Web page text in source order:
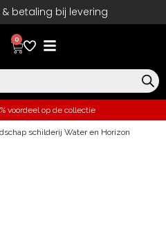
betaling bij levering
0
voordeel op de collectie
schilderij Water en Horizon